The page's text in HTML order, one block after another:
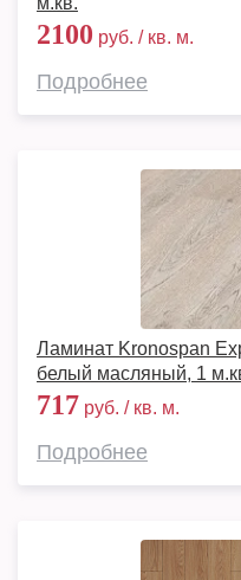
2100 руб. / кв. м.
Подробнее
Ламинат Kronospan
белый масляный, 1
717 руб. / кв. м.
Подробнее